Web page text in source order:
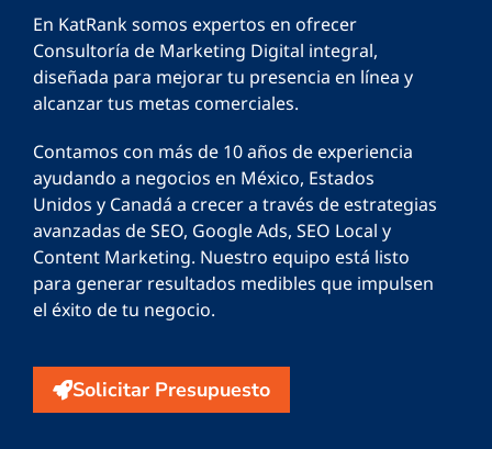
En KatRank somos expertos en ofrecer
Consultoría de Marketing Digital integral,
diseñada para mejorar tu presencia en línea y
alcanzar tus metas comerciales.
Contamos con más de 10 años de experiencia
ayudando a negocios en México, Estados
Unidos y Canadá a crecer a través de estrategias
avanzadas de SEO, Google Ads, SEO Local y
Content Marketing. Nuestro equipo está listo
para generar resultados medibles que impulsen
el éxito de tu negocio.
Solicitar Presupuesto